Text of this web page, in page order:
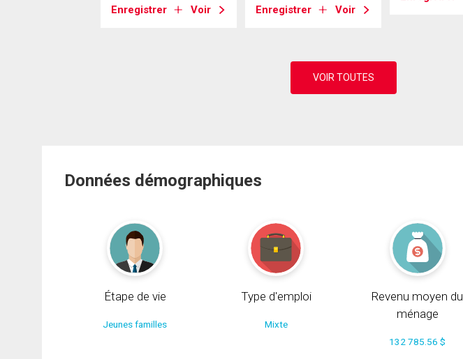
Enregistrer Voir Enregistrer Voir
Données démographiques
Étape de vie
Jeunes familles
Type d'emploi
Mixte
Revenu moyen du
ménage
132 785.56 $